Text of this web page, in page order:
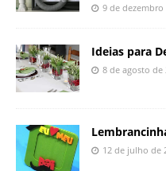
9 de dezembro
Ideias para
8 de agosto de
12 de julho de